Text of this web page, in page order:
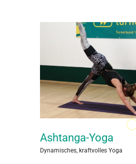
Ashtanga-Yoga
Dynamisches, kraftvolles Yoga